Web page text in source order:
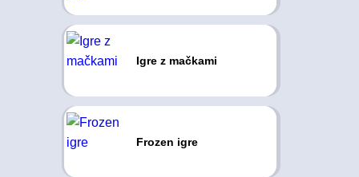
Igre z mačkami
Frozen igre